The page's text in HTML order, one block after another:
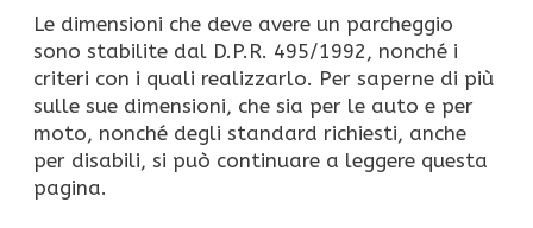
Le dimensioni che deve avere un parcheggio
sono stabilite dal D.P.R. 495/1992, nonché i
criteri con i quali realizzarlo. Per saperne di più
sulle sue dimensioni, che sia per le auto e per
moto, nonché degli standard richiesti, anche
per disabili, si può continuare a leggere questa
pagina.